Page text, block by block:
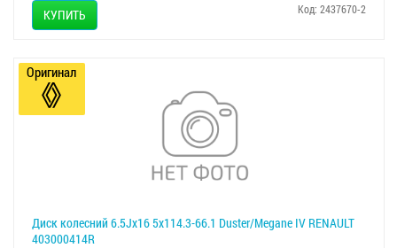
КУПИТЬ Код: 2437670-2
Диск колесний 6.5Jx16 5x114.3-66.1 Duster/Megane IV RENAULT
403000414R
Оригинал